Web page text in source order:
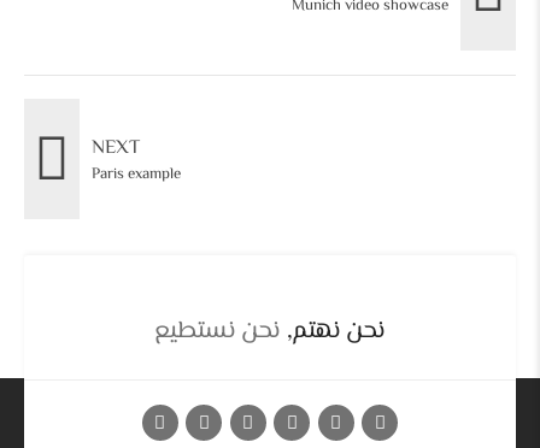
Munich video showcase
NEXT
Paris example
نحن نهتم, نحن نستطيع